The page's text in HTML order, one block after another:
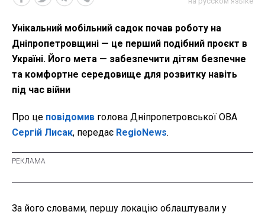
Унікальний мобільний садок почав роботу на
Дніпропетровщині — це перший подібний проєкт в
Україні. Його мета — забезпечити дітям безпечне
та комфортне середовище для розвитку навіть
під час війни
Про це повідомив голова Дніпропетровської ОВА
Сергій Лисак, передає RegioNews.
За його словами, першу локацію облаштували у